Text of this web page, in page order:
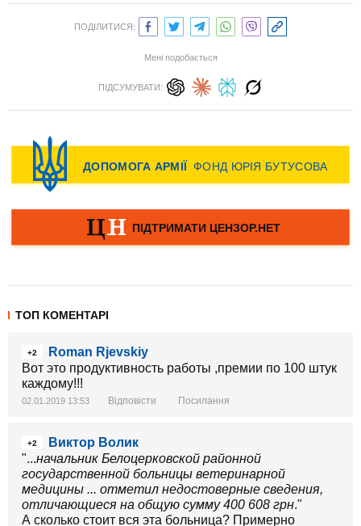
ПОДІЛИТИСЯ:
Мені подобається
ПІДСУМУВАТИ:
ТОП КОМЕНТАРІ
+2
Roman Rjevskiy
Вот это продуктивность работы ,премии по 100 штук
каждому!!!
02.01.2019 13:53 Відповісти Посилання
+2
Виктор Волик
"...начальник Белоцерковской районной
государственной больницы ветеринарной
медицины ... отметил недостоверные сведения,
отличающиеся на общую сумму 400 608 грн."
А сколько стоит вся эта больница? Примерно